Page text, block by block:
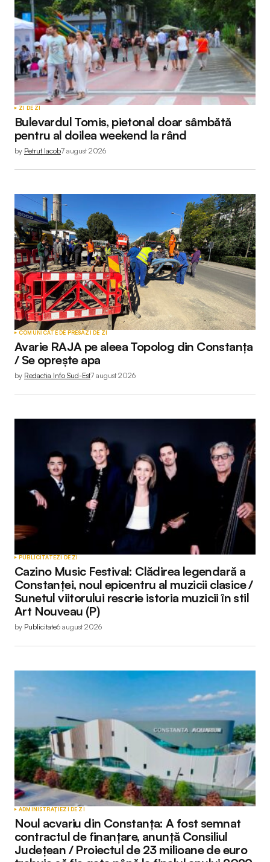
ZI DE ZI
Bulevardul Tomis, pietonal doar sâmbătă
pentru al doilea weekend la rând
by Petruț Iacob7 august 2026
COMUNICATE DE PRESĂZI DE ZI
Avarie RAJA pe aleea Topolog din Constanța
/ Se oprește apa
by Redactia Info Sud-Est7 august 2026
PUBLICITATEZI DE ZI
Cazino Music Festival: Clădirea legendară a
Constanței, noul epicentru al muzicii clasice /
Sunetul viitorului rescrie istoria muzicii în stil
Art Nouveau (P)
by Publicitate6 august 2026
ADMINISTRAȚIEZI DE ZI
Noul acvariu din Constanța: A fost semnat
contractul de finanțare, anunță Consiliul
Județean / Proiectul de 23 milioane de euro